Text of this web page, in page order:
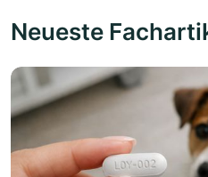
Neueste